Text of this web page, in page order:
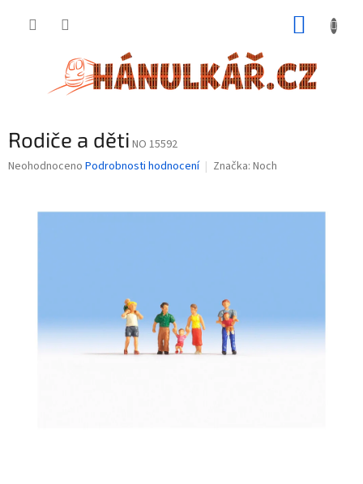
Rodiče a děti NO 15592
Průměrné
Neohodnoceno Podrobnosti hodnocení Značka: Noch